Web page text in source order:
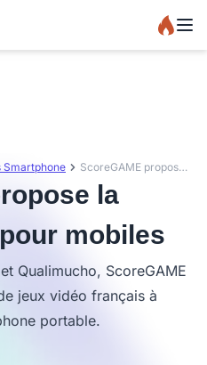
Smartphone ScoreGAME propose la vente de jeux pour mobiles
la
mobiles
Qualimucho, ScoreGAME
jeux vidéo français à
portable.